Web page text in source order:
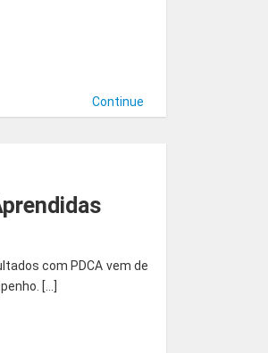
Continue
com PDCA vem de
[…]